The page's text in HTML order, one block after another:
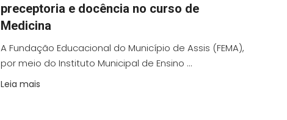
preceptoria e docência no curso de
Medicina
A Fundação Educacional do Município de Assis (FEMA),
por meio do Instituto Municipal de Ensino ...
Leia mais